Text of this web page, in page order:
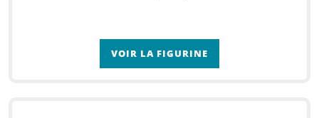
VOIR LA FIGURINE